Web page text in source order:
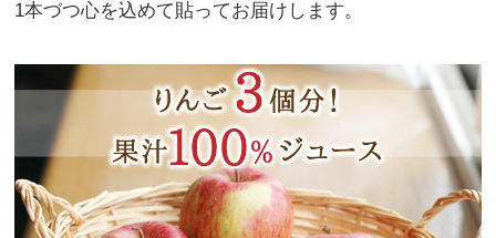
1本づつ心を込めて貼ってお届けします。